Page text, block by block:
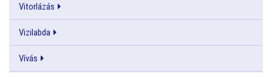
Vitorlázás
Vizilabda
Vívás